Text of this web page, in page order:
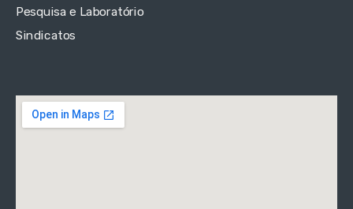
Pesquisa e Laboratório
Sindicatos